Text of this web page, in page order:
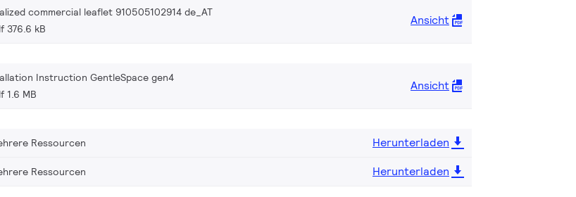
commercial leaflet 910505102914 de_AT
376.6 kB
Ansicht
Instruction GentleSpace gen4
1.6 MB
Ansicht
Ressourcen
Herunterladen
Ressourcen Herunterladen